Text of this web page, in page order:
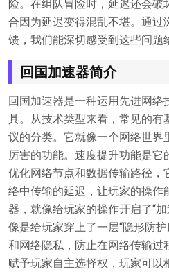
险。在组队冒险时，延迟还会
合因为延迟变得混乱不堪。通过
馈，我们能深切感受到这些问题
回国加速器简介
回国加速器是一种运用先进网
具。从技术类型来看，常见的有
议的分类。它就像一个网络世界
厉害的功能。速度提升功能是它
优化网络节点和数据传输路径，
络中传输的延迟，让玩家的操作
器，就像给玩家的操作开启了“
像是给玩家穿上了一层“隐形防
和网络隐私，防止在网络传输过
赋予玩家自主选择权，玩家可以